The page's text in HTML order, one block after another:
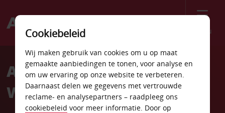
Menu
Welcome
AvisAutoverhuur Luchthaven
Wichita
Cookiebeleid
Wij maken gebruik van cookies om u op maat
gemaakte aanbiedingen te tonen, voor analyse en
om uw ervaring op onze website te verbeteren.
Daarnaast delen we gegevens met vertrouwde
reclame- en analysepartners – raadpleeg ons
cookiebeleid voor meer informatie. Door op